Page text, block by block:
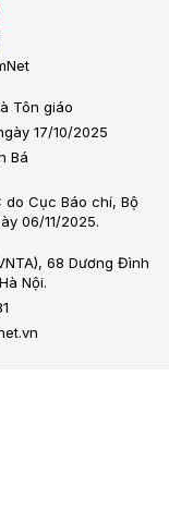
Tôn giáo
17/10/2025
Bá
do Cục Báo chí, Bộ
06/11/2025.
68 Dương Đình
Nội.